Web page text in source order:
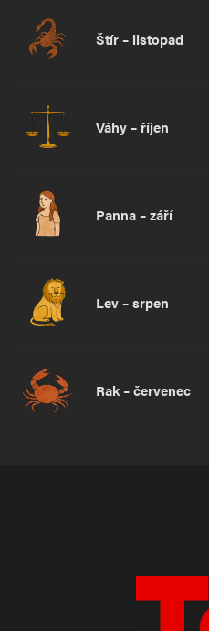
Štír – listopad
Váhy – říjen
Panna – září
Lev – srpen
Rak – červenec